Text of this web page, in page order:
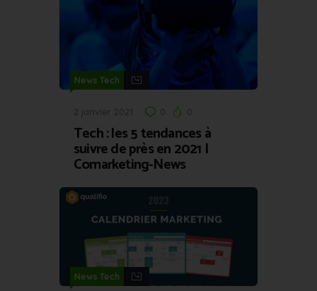
News Tech
2 janvier 2021 0 0
Tech : les 5 tendances à
suivre de près en 2021 |
Comarketing-News
News Tech